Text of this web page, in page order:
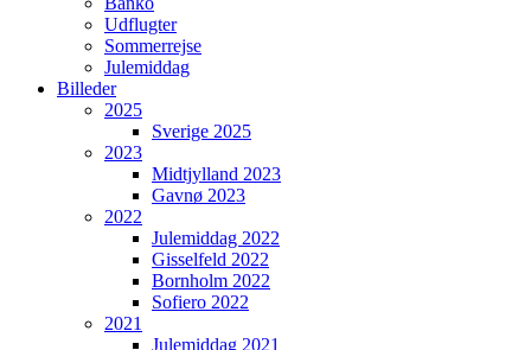
Udflugter
Sommerrejse
Julemiddag
Billeder
2025
Sverige 2025
2023
Midtjylland 2023
Gavnø 2023
2022
Julemiddag 2022
Gisselfeld 2022
Bornholm 2022
Sofiero 2022
2021
Julemiddag 2021